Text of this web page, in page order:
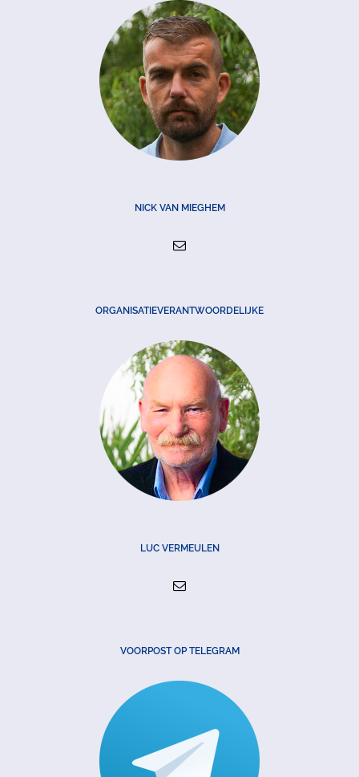
NICK VAN MIEGHEM
ORGANISATIEVERANTWOORDELIJKE
LUC VERMEULEN
VOORPOST OP TELEGRAM